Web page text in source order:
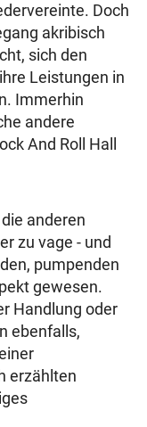
Doch
akribisch
sich den
Leistungen in
Immerhin
andere
And Roll Hall
anderen
zu vage - und
pumpenden
gewesen.
Handlung oder
ebenfalls,
erzählten